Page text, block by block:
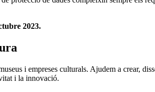
2023.
i empreses culturals. Ajudem a crear,
i la innovació.